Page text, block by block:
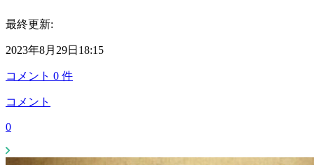
最終更新:
2023年8月29日18:15
コメント 0 件
コメント
0